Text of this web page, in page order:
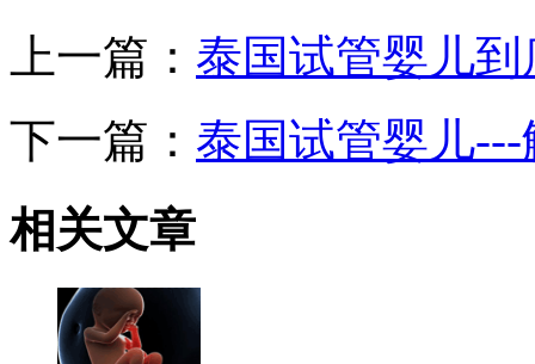
上一篇： 泰国试管婴儿
下一篇： 泰国试管婴儿
相关文章